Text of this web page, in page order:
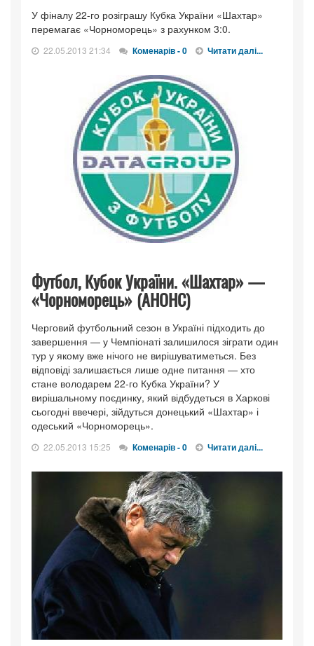
У фіналу 22-го розіграшу Кубка України «Шахтар»
перемагає «Чорноморець» з рахунком 3:0.
22.05.2013 21:34 Коменарів - 0 Читати далі...
Футбол, Кубок України. «Шахтар» —
«Чорноморець» (АНОНС)
Черговий футбольний сезон в Україні підходить до
завершення — у Чемпіонаті залишилося зіграти один
тур у якому вже нічого не вирішуватиметься. Без
відповіді залишається лише одне питання — хто
стане володарем 22-го Кубка України? У
вирішальному поєдинку, який відбудеться в Харкові
сьогодні ввечері, зійдуться донецький «Шахтар» і
одеський «Чорноморець».
22.05.2013 15:25 Коменарів - 0 Читати далі...